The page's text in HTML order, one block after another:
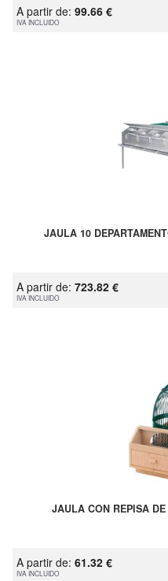
A partir de: 99.66 €
IVA INCLUIDO
JAULA 10
A partir de: 723.82 €
IVA INCLUIDO
JAULA CON REPISA
A partir de: 61.32 €
IVA INCLUIDO